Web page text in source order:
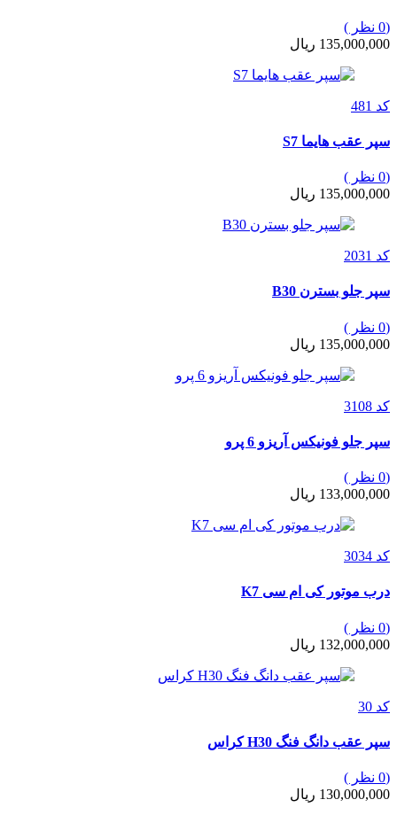
(0 نظر )
135,000,000 ریال
کد 481
سپر عقب هایما S7
(0 نظر )
135,000,000 ریال
کد 2031
سپر جلو بسترن B30
(0 نظر )
135,000,000 ریال
کد 3108
سپر جلو فونیکس آریزو 6 پرو
(0 نظر )
133,000,000 ریال
کد 3034
درب موتور کی ام سی K7
(0 نظر )
132,000,000 ریال
کد 30
سپر عقب دانگ فنگ H30 کراس
(0 نظر )
130,000,000 ریال